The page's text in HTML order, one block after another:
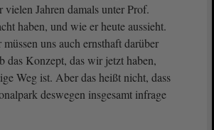
vielen Jahren damals unter Prof.
haben, und wie er heute aussieht.
uns auch ernsthaft darüber
das Konzept, das wir jetzt haben,
Weg ist. Aber das heißt nicht, dass
deswegen insgesamt infrage